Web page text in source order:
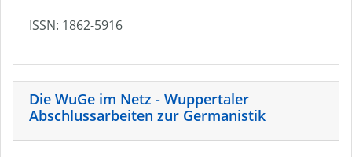
ISSN: 1862-5916
Die WuGe im Netz - Wuppertaler
Abschlussarbeiten zur Germanistik